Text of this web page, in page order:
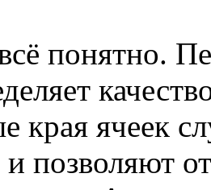
понятно.
края ячеек
позволяют